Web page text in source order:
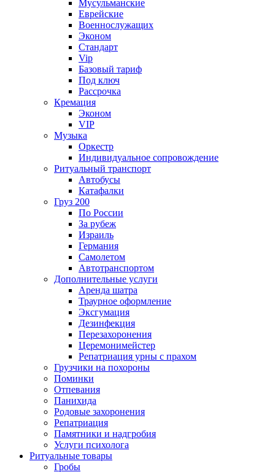
Мусульманские
Еврейские
Военнослужащих
Эконом
Стандарт
Vip
Базовый тариф
Под ключ
Рассрочка
Кремация
Эконом
VIP
Музыка
Оркестр
Индивидуальное сопровождение
Ритуальный транспорт
Автобусы
Катафалки
Груз 200
По России
За рубеж
Израиль
Германия
Самолетом
Автотранспортом
Дополнительные услуги
Аренда шатра
Траурное оформление
Эксгумация
Дезинфекция
Перезахоронения
Церемонимейстер
Репатриация урны с прахом
Грузчики на похороны
Поминки
Отпевания
Панихида
Родовые захоронения
Репатриация
Памятники и надгробия
Услуги психолога
Ритуальные товары
Гробы